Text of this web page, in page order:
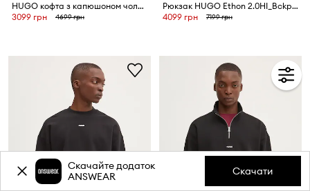
HUGO кофта з капюшоном чоловіча бавовняна Dapo
3099 грн
4699 грн
Рюкзак HUGO Ethon 2.0HI_Bckpck N
4099 грн
7199 грн
Скачайте додаток
ANSWEAR
Скачати